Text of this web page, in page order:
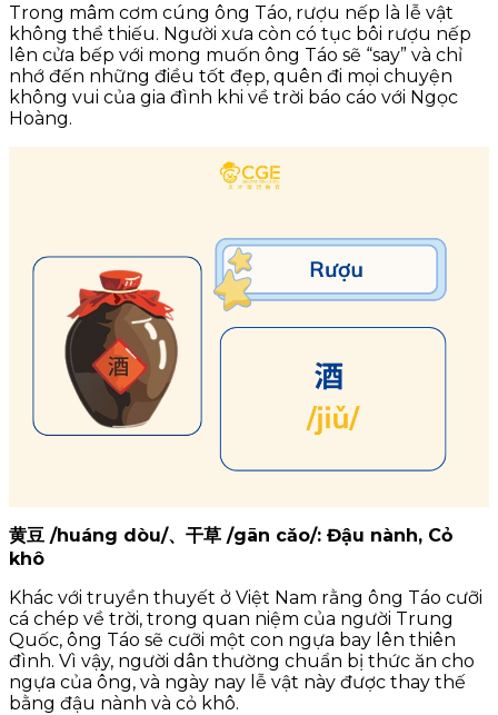
Trong mâm cơm cúng ông Táo, rượu nếp là lễ vật
không thể thiếu. Người xưa còn có tục bôi rượu nếp
lên cửa bếp với mong muốn ông Táo sẽ “say” và chỉ
nhớ đến những điều tốt đẹp, quên đi mọi chuyện
không vui của gia đình khi về trời báo cáo với Ngọc
Hoàng.
黄豆 /huáng dòu/、干草 /gān cǎo/: Đậu nành, Cỏ
khô
Khác với truyền thuyết ở Việt Nam rằng ông Táo cưỡi
cá chép về trời, trong quan niệm của người Trung
Quốc, ông Táo sẽ cưỡi một con ngựa bay lên thiên
đình. Vì vậy, người dân thường chuẩn bị thức ăn cho
ngựa của ông, và ngày nay lễ vật này được thay thế
bằng đậu nành và cỏ khô.